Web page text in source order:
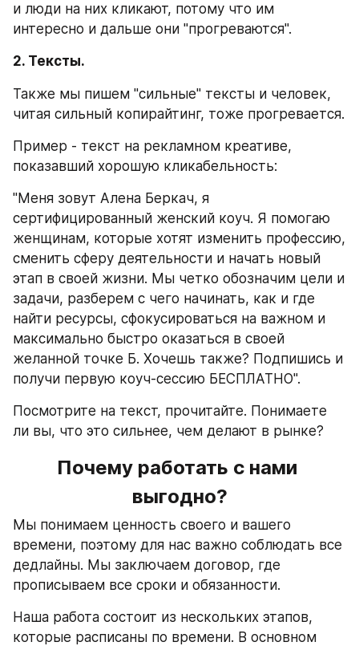
и люди на них кликают, потому что им
интересно и дальше они "прогреваются".
2. Тексты.
Также мы пишем "сильные" тексты и человек,
читая сильный копирайтинг, тоже прогревается.
Пример - текст на рекламном креативе,
показавший хорошую кликабельность:
"Меня зовут Алена Беркач, я
сертифицированный женский коуч. Я помогаю
женщинам, которые хотят изменить профессию,
сменить сферу деятельности и начать новый
этап в своей жизни. Мы четко обозначим цели и
задачи, разберем с чего начинать, как и где
найти ресурсы, сфокусироваться на важном и
максимально быстро оказаться в своей
желанной точке Б. Хочешь также? Подпишись и
получи первую коуч-сессию БЕСПЛАТНО".
Посмотрите на текст, прочитайте. Понимаете
ли вы, что это сильнее, чем делают в рынке?
Почему работать с нами
выгодно?
Мы понимаем ценность своего и вашего
времени, поэтому для нас важно соблюдать все
дедлайны. Мы заключаем договор, где
прописываем все сроки и обязанности.
Наша работа состоит из нескольких этапов,
которые расписаны по времени. В основном